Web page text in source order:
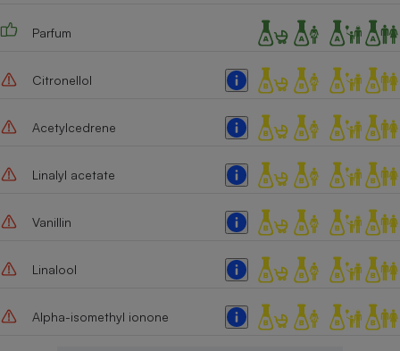
Parfum
Citronellol
Acetylcedrene
Linalyl acetate
Vanillin
Linalool
Alpha-isomethyl ionone